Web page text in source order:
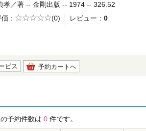
孝／著 -- 金剛出版 -- 1974 -- 326.52
5段階評価
(0) レビュー 0
ビス 予約カートへ
予約件数は 0 件です。